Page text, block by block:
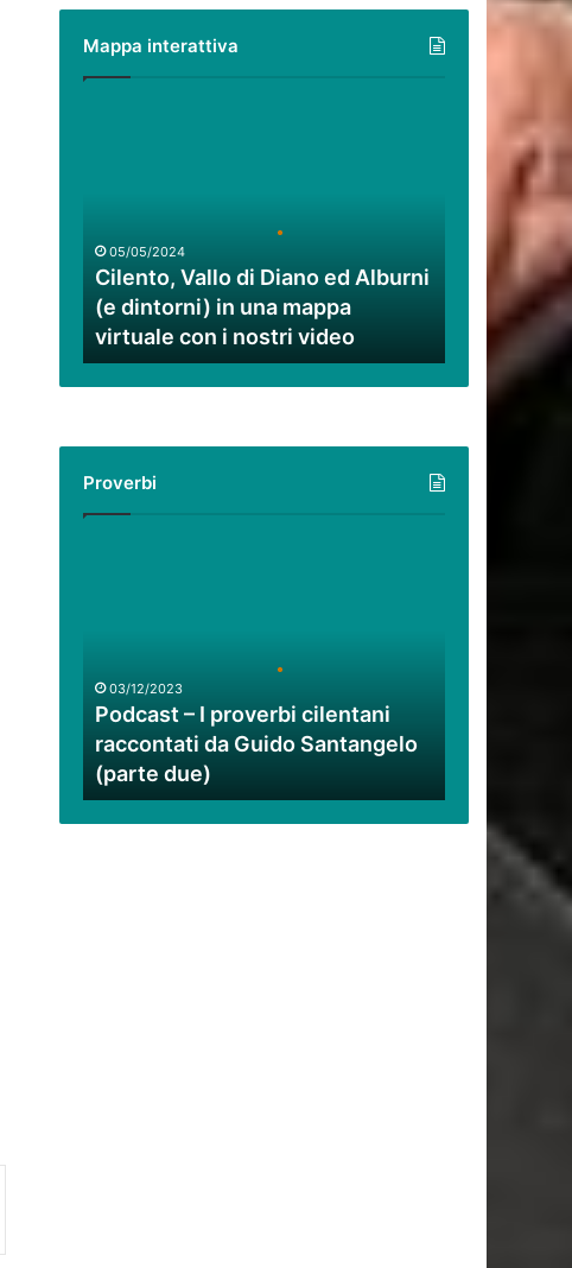
eccezionali.
Mappa interattiva
(e
dintorni)
una
mappa
virtuale
video
05/05/2024
Cilento, Vallo di Diano ed Alburni
(e dintorni) in una mappa
virtuale con i nostri video
Proverbi
da
Guido
Santangelo
(parte
due)
03/12/2023
Podcast – I proverbi cilentani
raccontati da Guido Santangelo
(parte due)